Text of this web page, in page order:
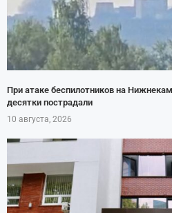
При атаке беспилотников на
десятки пострадали
10 августа, 2026